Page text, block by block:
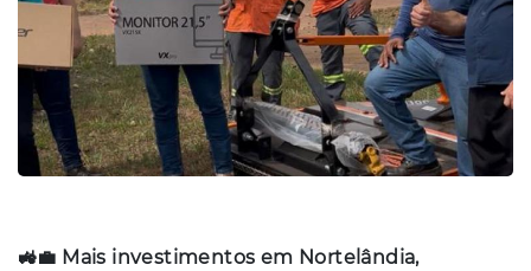
🚜💼 Mais investimentos em Nortelândia,